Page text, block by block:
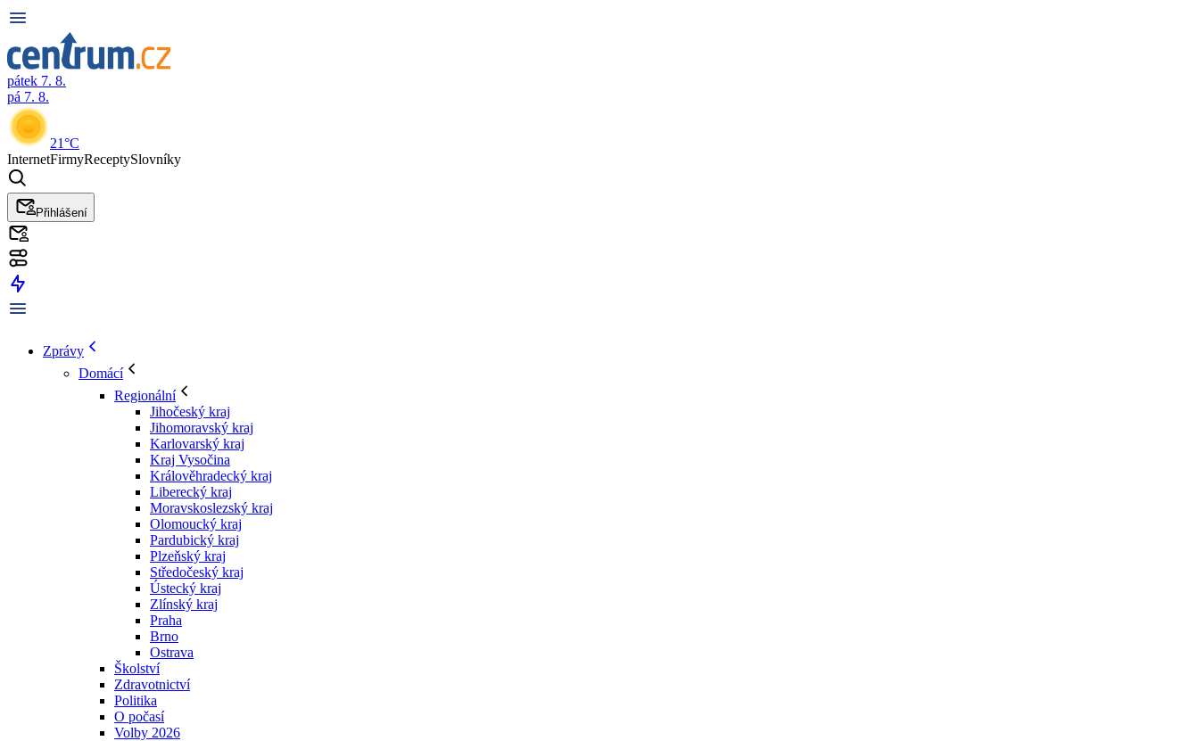
pátek 7. 8.
pá 7. 8.
21°C
InternetFirmyReceptySlovníky
Přihlášení
Zprávy
Domácí
Regionální
Jihočeský kraj
Jihomoravský kraj
Karlovarský kraj
Kraj Vysočina
Králověhradecký kraj
Liberecký kraj
Moravskoslezský kraj
Olomoucký kraj
Pardubický kraj
Plzeňský kraj
Středočeský kraj
Ústecký kraj
Zlínský kraj
Praha
Brno
Ostrava
Školství
Zdravotnictví
Politika
O počasí
Volby 2026